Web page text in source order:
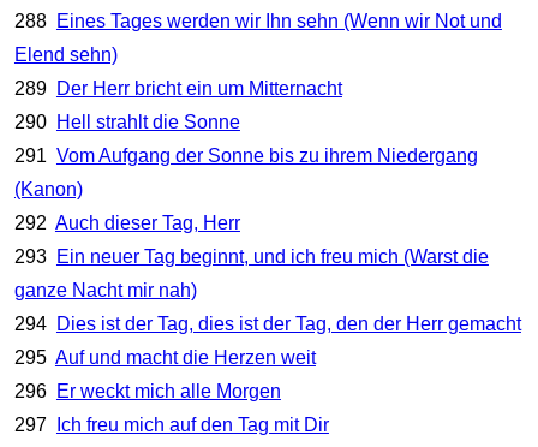
288 Eines Tages werden wir Ihn sehn (Wenn wir Not und
Elend sehn)
289 Der Herr bricht ein um Mitternacht
290 Hell strahlt die Sonne
291 Vom Aufgang der Sonne bis zu ihrem Niedergang
(Kanon)
292 Auch dieser Tag, Herr
293 Ein neuer Tag beginnt, und ich freu mich (Warst die
ganze Nacht mir nah)
294 Dies ist der Tag, dies ist der Tag, den der Herr gemacht
295 Auf und macht die Herzen weit
296 Er weckt mich alle Morgen
297
Ich freu mich auf den Tag mit Dir